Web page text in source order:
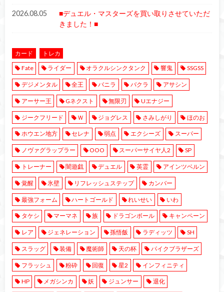
2026.08.05
■デュエル・マスターズを買い取りさせていただ
きました！■
カード
トレカ
Fate
ライダー オラクルシンクタンク 響鬼 SSGSS
デジメンタル 全王 バニラ バクラ アサシン
アーサー王 Gネクスト 無限刃 Uエナジー
ジークフリード Ｗ ジョグレス さみしがり ほのお
ホウエン地方 セレナ 弱点 エクシーズ スーパー
ノヴァグラップラー OOO スーパーサイヤ人2 SP
トレーナー 闇遊戯 デュエル 英霊 アインツベルン
覚醒 氷壁 リフレッシュステップ カンバー
最強フォーム ハートゴールド れいせい いわ
タケシ マーマネ 族 ドラゴンボール キャンペーン
レア ジェネレーション 孫悟飯 ラディッツ SH
スラッグ 装備 魔術師 天の杯 パイクブラザーズ
フラッシュ 粉砕 回復 星2 インフィニティ
HP メガシンカ 妖 ジュンサー 退化